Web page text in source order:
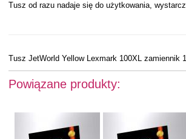
Tusz od razu nadaje się do użytkowania,
Tusz JetWorld Yellow Lexmark 100XL zamiennik
Powiązane produkty: